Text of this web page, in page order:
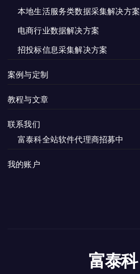
本地生活服务类数据采集解决方案
电商行业数据解决方案
招投标信息采集解决方案
案例与定制
教程与文章
联系我们
富泰科全站软件代理商招募中
我的账户
富泰科